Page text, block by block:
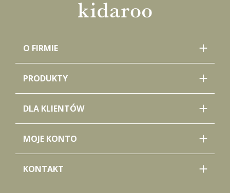
O FIRMIE
PRODUKTY
DLA KLIENTÓW
MOJE KONTO
KONTAKT